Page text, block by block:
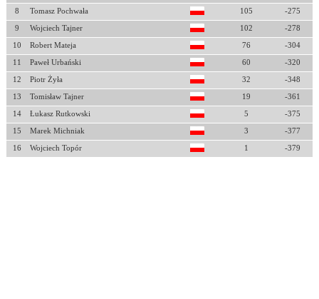
8 Tomasz Pochwała 105 -275
9 Wojciech Tajner 102 -278
10 Robert Mateja 76 -304
11 Paweł Urbański 60 -320
12 Piotr Żyła 32 -348
13 Tomisław Tajner 19 -361
14 Łukasz Rutkowski 5 -375
15 Marek Michniak 3 -377
16 Wojciech Topór 1 -379